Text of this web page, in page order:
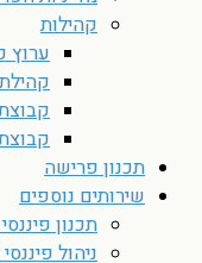
קהילות
ערוץ
תכנון פרישה
שירותים נוספים
תכנון
ניהול